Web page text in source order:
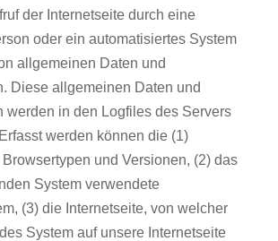
der Internetseite durch eine
oder ein automatisiertes System
allgemeinen Daten und
Diese allgemeinen Daten und
werden in den Logfiles des Servers
werden können die (1)
und Versionen, (2) das
System verwendete
(3) die Internetseite, von welcher
System auf unsere Internetseite